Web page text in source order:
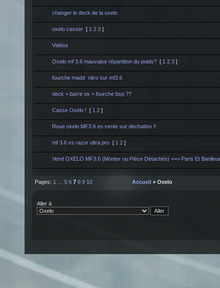
changer le deck de la oxelo
oxelo casser [ 1 2 3 ]
Vidéos
Oxelo mf 3.6 mauvaise répartition du poids? [ 1 2 3 ]
fourche madd nitro sur mf3.6
deck + barre os + fourche bsp ??
Casse Oxelo ! [ 1 2 ]
Roue oxelo MF3.6 en vente sur dechatlon !!
mf 3.6 vs razor ultra pro [ 1 2 ]
Vend OXELO MF3.6 {Monter ou Pièce Détachés} ==> Paris Et
Pages: 1 5 6 7 8 9 10 Accueil » Oxelo
Aller à